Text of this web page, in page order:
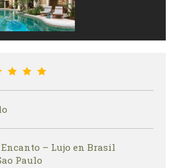
– Lujo en Brasil
Paulo